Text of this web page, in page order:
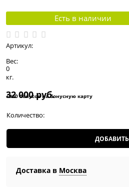
Есть в наличии
Артикул:
Вес:
0
кг.
32 000 руб.
+960 бонусов на бонусную карту
Количество:
ДОБАВИТЬ
Доставка в Москва